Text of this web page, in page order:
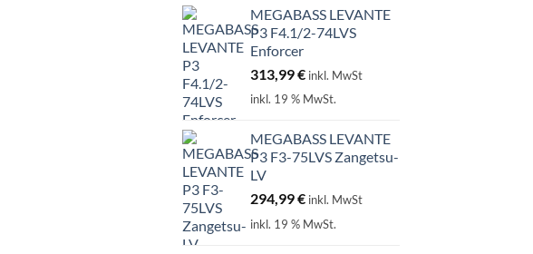
MEGABASS LEVANTE
P3 F4.1/2-74LVS
Enforcer
313,99€ inkl. MwSt
inkl. 19 % MwSt.
MEGABASS LEVANTE
P3 F3-75LVS Zangetsu-
LV
294,99€ inkl. MwSt
inkl. 19 % MwSt.